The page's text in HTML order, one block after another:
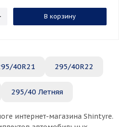
В корзину
40R21 295/40R22
295/40 Летняя
интернет-магазина Shintyre.